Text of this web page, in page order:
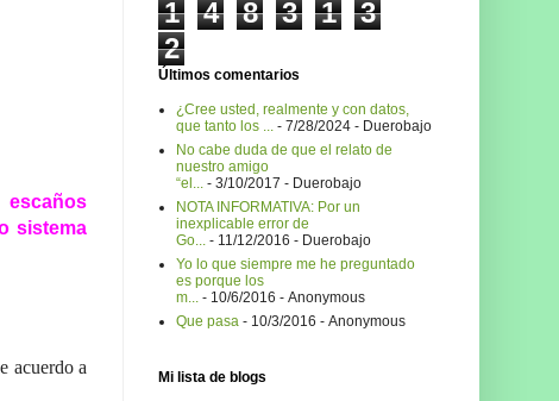
escaños
sistema
acuerdo a
1 4 8 3 1
3
2
Últimos comentarios
¿Cree usted, realmente y con datos,
que tanto los ...
- 7/28/2024 - Duerobajo
No cabe duda de que el relato de
nuestro amigo
“el...
- 3/10/2017 - Duerobajo
NOTA INFORMATIVA: Por un
inexplicable error de
Go...
- 11/12/2016 - Duerobajo
Yo lo que siempre me he preguntado
es porque los
m...
- 10/6/2016 - Anonymous
Que pasa - 10/3/2016 - Anonymous
Mi lista de blogs